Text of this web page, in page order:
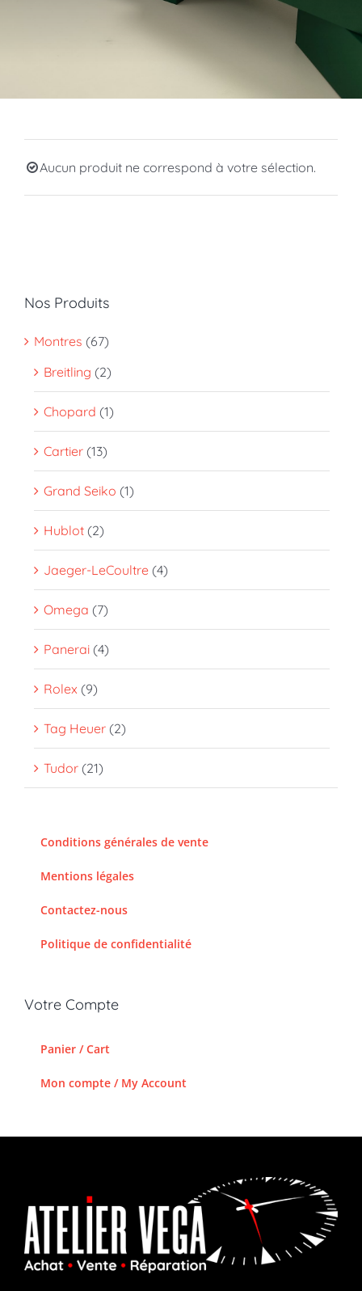
Aucun produit ne correspond à votre sélection.
Nos Produits
Montres (67)
Breitling (2)
Chopard (1)
Cartier (13)
Grand Seiko (1)
Hublot (2)
Jaeger-LeCoultre (4)
Omega (7)
Panerai (4)
Rolex (9)
Tag Heuer (2)
Tudor (21)
Conditions générales de vente
Mentions légales
Contactez-nous
Politique de confidentialité
Votre Compte
Panier / Cart
Mon compte / My Account